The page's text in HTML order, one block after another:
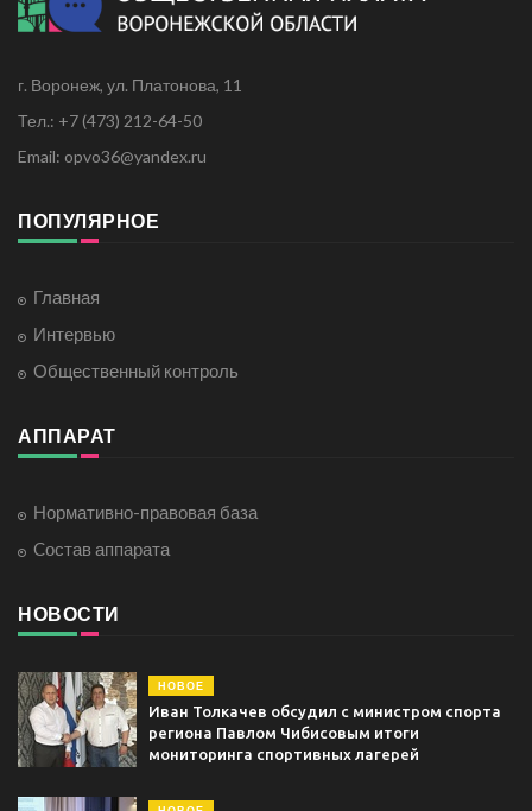
г. Воронеж, ул. Платонова, 11
Тел.: +7 (473) 212-64-50
Email: opvo36@yandex.ru
ПОПУЛЯРНОЕ
Главная
Интервью
Общественный контроль
АППАРАТ
Нормативно-правовая база
Cостав аппарата
НОВОСТИ
НОВОЕ
Иван Толкачев обсудил с министром спорта
региона Павлом Чибисовым итоги
мониторинга спортивных лагерей